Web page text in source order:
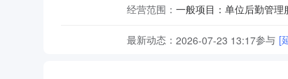
经营范围：
最新动态： 2026-07-23 13:17参与 [